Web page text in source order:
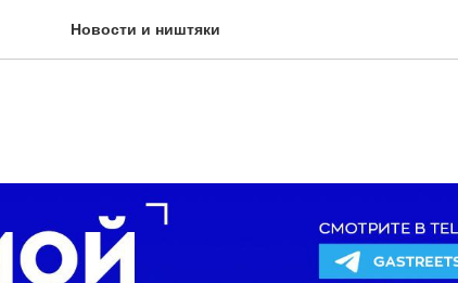
Новости и ништяки